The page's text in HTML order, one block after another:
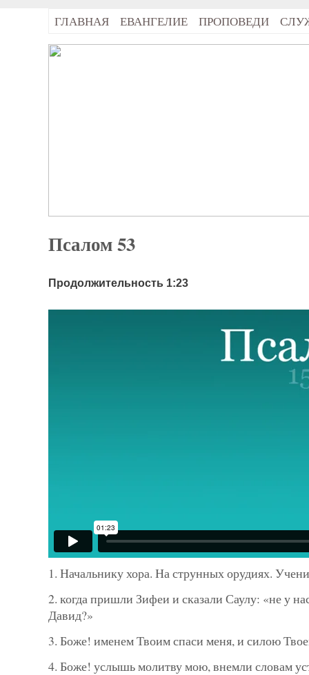
ГЛАВНАЯ ЕВАНГЕЛИЕ ПРОПОВЕДИ
Псалом 53
Продолжительность 1:23
1. Начальнику хора. На струнных орудиях.
2. когда пришли Зифеи и сказали Саулу: «не у
Давид?»
3. Боже! именем Твоим спаси меня, и силою
4. Боже! услышь молитву мою, внемли словам